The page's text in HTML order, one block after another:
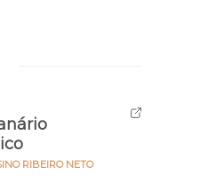
RIBEIRO NETO